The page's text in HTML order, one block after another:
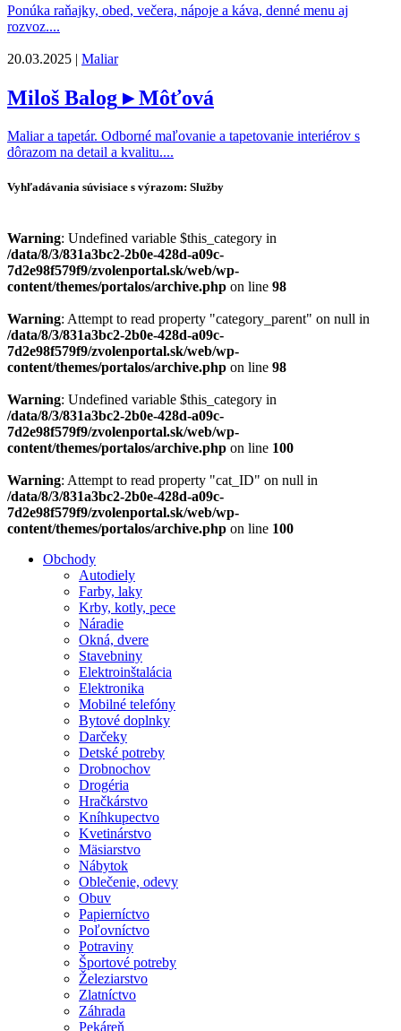
Ponúka raňajky, obed, večera, nápoje a káva, denné menu aj
rozvoz....
20.03.2025 | Maliar
Miloš Balog ▸ Môťová
Maliar a tapetár. Odborné maľovanie a tapetovanie interiérov s
dôrazom na detail a kvalitu....
Vyhľadávania súvisiace s výrazom: Služby
Warning: Undefined variable $this_category in
/data/8/3/831a3bc2-2b0e-428d-a09c-
7d2e98f579f9/zvolenportal.sk/web/wp-
content/themes/portalos/archive.php on line 98
Warning: Attempt to read property "category_parent" on null in
/data/8/3/831a3bc2-2b0e-428d-a09c-
7d2e98f579f9/zvolenportal.sk/web/wp-
content/themes/portalos/archive.php on line 98
Warning: Undefined variable $this_category in
/data/8/3/831a3bc2-2b0e-428d-a09c-
7d2e98f579f9/zvolenportal.sk/web/wp-
content/themes/portalos/archive.php on line 100
Warning: Attempt to read property "cat_ID" on null in
/data/8/3/831a3bc2-2b0e-428d-a09c-
7d2e98f579f9/zvolenportal.sk/web/wp-
content/themes/portalos/archive.php on line 100
Obchody
Autodiely
Farby, laky
Krby, kotly, pece
Náradie
Okná, dvere
Stavebniny
Elektroinštalácia
Elektronika
Mobilné telefóny
Bytové doplnky
Darčeky
Detské potreby
Drobnochov
Drogéria
Hračkárstvo
Kníhkupectvo
Kvetinárstvo
Mäsiarstvo
Nábytok
Oblečenie, odevy
Obuv
Papierníctvo
Poľovníctvo
Potraviny
Športové potreby
Železiarstvo
Zlatníctvo
Záhrada
Pekáreň